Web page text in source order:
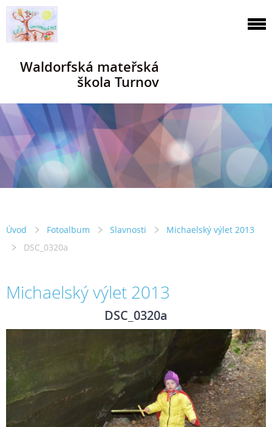
Waldorfská mateřská
škola Turnov
Úvod Fotoalbum Slavnosti
Michaelský výlet 2013
DSC_0320a
Michaelský výlet 2013
DSC_0320a